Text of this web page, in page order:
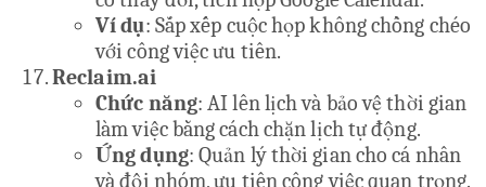
Ví dụ: Sắp xếp cuộc họp không chồng chéo
với công việc ưu tiên.
Reclaim.ai
Chức năng: AI lên lịch và bảo vệ thời gian
làm việc bằng cách chặn lịch tự động.
Ứng dụng: Quản lý thời gian cho cá nhân
và đội nhóm, ưu tiên công việc quan trọng.